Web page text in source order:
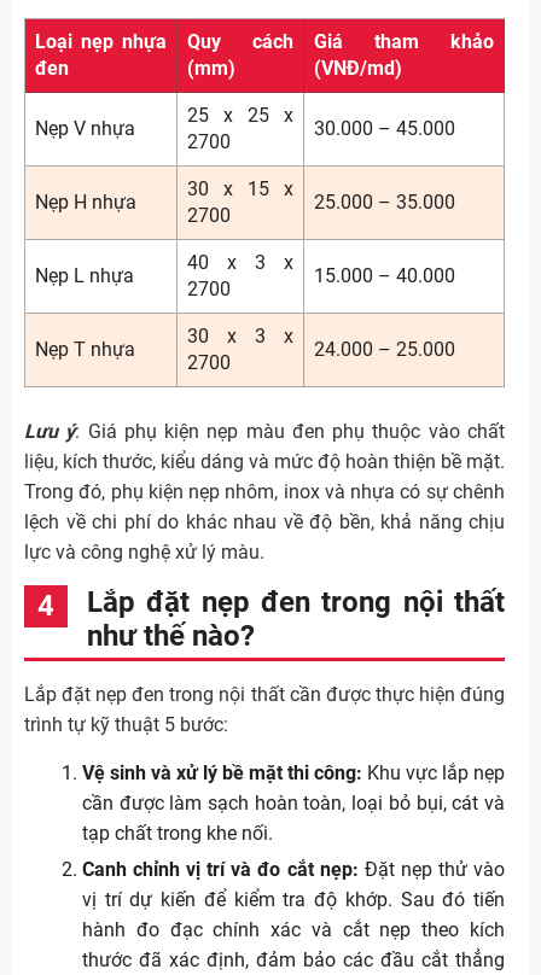
Loại nẹp nhựa
đen
Quy cách
(mm)
Giá tham khảo
(VNĐ/md)
Nẹp V nhựa
25 x 25 x
2700
30.000 – 45.000
Nẹp H nhựa
30 x 15 x
2700
25.000 – 35.000
Nẹp L nhựa
40 x 3 x
2700
15.000 – 40.000
Nẹp T nhựa
30 x 3 x
2700
24.000 – 25.000
Lưu ý: Giá phụ kiện nẹp màu đen phụ thuộc vào chất
liệu, kích thước, kiểu dáng và mức độ hoàn thiện bề mặt.
Trong đó, phụ kiện nẹp nhôm, inox và nhựa có sự chênh
lệch về chi phí do khác nhau về độ bền, khả năng chịu
lực và công nghệ xử lý màu.
Lắp đặt nẹp đen trong nội thất
như thế nào?
Lắp đặt nẹp đen trong nội thất cần được thực hiện đúng
trình tự kỹ thuật 5 bước:
Vệ sinh và xử lý bề mặt thi công: Khu vực lắp nẹp
cần được làm sạch hoàn toàn, loại bỏ bụi, cát và
tạp chất trong khe nối.
Canh chỉnh vị trí và đo cắt nẹp: Đặt nẹp thử vào
vị trí dự kiến để kiểm tra độ khớp. Sau đó tiến
hành đo đạc chính xác và cắt nẹp theo kích
thước đã xác định, đảm bảo các đầu cắt thẳng